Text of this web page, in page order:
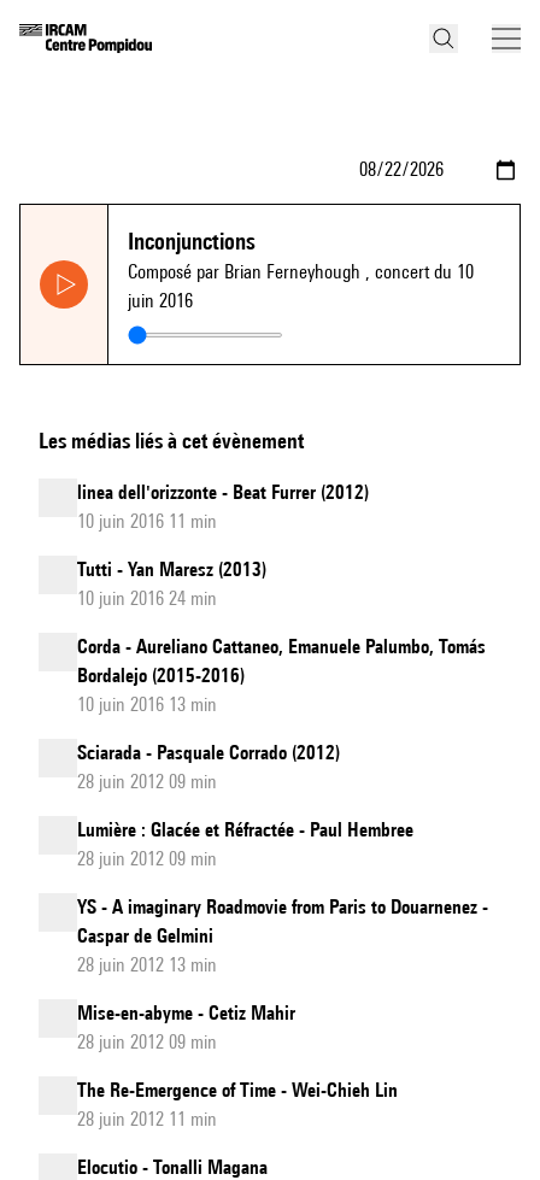
Inconjunctions
Composé par Brian Ferneyhough , concert du 10
juin 2016
Les médias liés à cet évènement
linea dell'orizzonte - Beat Furrer (2012)
10 juin 2016 11 min
Tutti - Yan Maresz (2013)
10 juin 2016 24 min
Corda - Aureliano Cattaneo, Emanuele Palumbo, Tomás
Bordalejo (2015-2016)
10 juin 2016 13 min
Sciarada - Pasquale Corrado (2012)
28 juin 2012 09 min
Lumière : Glacée et Réfractée - Paul Hembree
28 juin 2012 09 min
YS - A imaginary Roadmovie from Paris to Douarnenez -
Caspar de Gelmini
28 juin 2012 13 min
Mise-en-abyme - Cetiz Mahir
28 juin 2012 09 min
The Re-Emergence of Time - Wei-Chieh Lin
28 juin 2012 11 min
Elocutio - Tonalli Magana